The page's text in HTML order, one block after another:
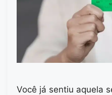
Você já sentiu aquela